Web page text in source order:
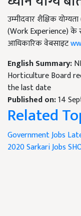
उम्मीदवार शैक्षिक
(Work Experience) के
आधिकारिक वेबसाइट
English Summary:
Horticulture Board
the last date
Published on:14
Related
Government Jobs
2020Sarkari Jobs